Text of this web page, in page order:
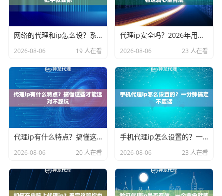
网络的代理和ip怎么设？系统设置手把手教会你
2026-08-06 19 人在看
代理ip安全吗？2026年用之前先看看这篇心里有底
2026-08-06 23 人在看
代理ip有什么特点？搞懂这些才能选对不踩坑
2026-08-06 20 人在看
手机代理ip怎么设置的？一分钟搞定不废话
2026-08-06 23 人在看